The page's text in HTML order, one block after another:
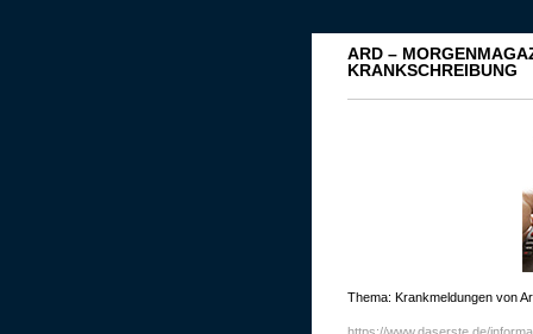
ARD –
KRANKSCHREIBUNG
Thema: Krankmeldungen von